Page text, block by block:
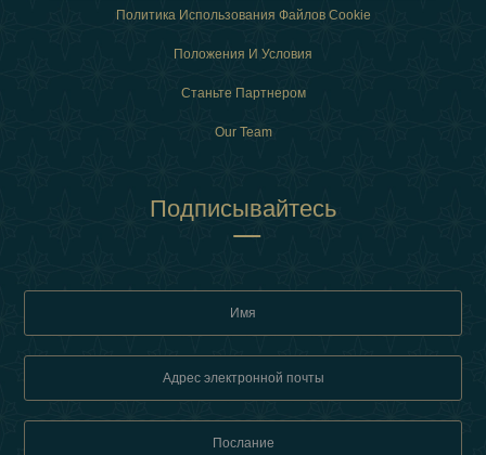
Политика Использования Файлов Cookie
Положения И Условия
Станьте Партнером
Our Team
Подписывайтесь